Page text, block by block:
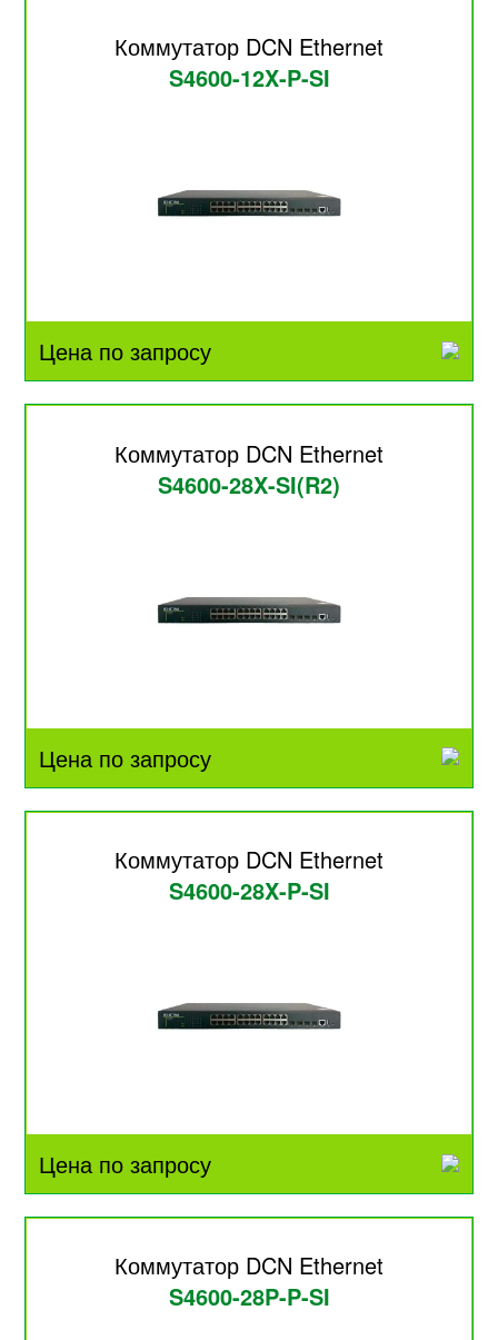
Коммутатор DCN Ethernet
S4600-12X-P-SI
Цена по запросу
Коммутатор DCN Ethernet
S4600-28X-SI(R2)
Цена по запросу
Коммутатор DCN Ethernet
S4600-28X-P-SI
Цена по запросу
Коммутатор DCN Ethernet
S4600-28P-P-SI